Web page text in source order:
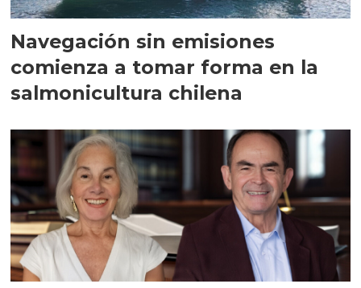
Navegación sin emisiones
comienza a tomar forma en la
salmonicultura chilena